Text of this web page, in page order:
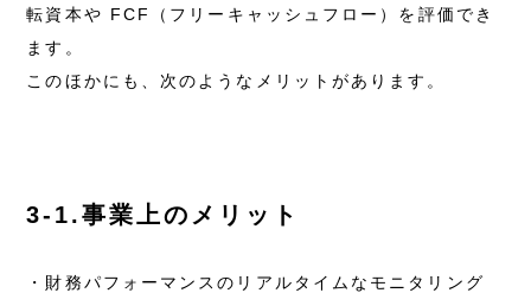
転資本や FCF（フリーキャッシュフロー）を評価でき
ます。
このほかにも、次のようなメリットがあります。
3-1.事業上のメリット
・財務パフォーマンスのリアルタイムなモニタリング